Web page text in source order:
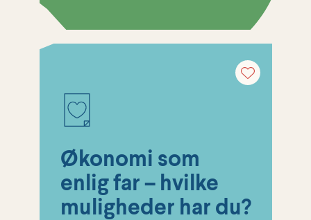
Økonomi som
enlig far – hvilke
muligheder har du?